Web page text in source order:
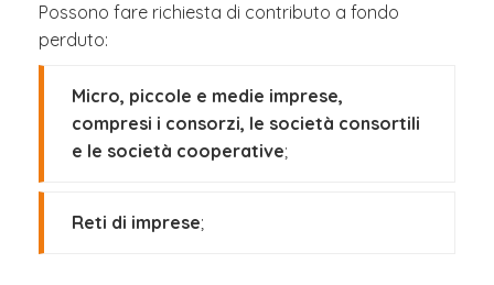
Possono fare richiesta di contributo a fondo
perduto:
Micro, piccole e medie imprese,
compresi i consorzi, le società consortili
e le società cooperative;
Reti di imprese;